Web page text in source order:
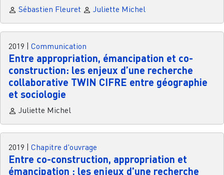
Sébastien Fleuret Juliette Michel
2019 Communication
Entre appropriation, émancipation et co-
construction: les enjeux d’une recherche
collaborative TWIN CIFRE entre géographie
et sociologie
Juliette Michel
2019 Chapitre d'ouvrage
Entre co-construction, appropriation et
émancipation : les enjeux d'une recherche